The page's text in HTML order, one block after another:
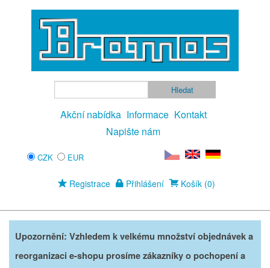
Akční nabídka Informace Kontakt
Napište nám
CZK EUR
Registrace Přihlášení Košík (0)
Upozornění: Vzhledem k velkému množství objednávek a
reorganizaci e-shopu prosíme zákazníky o pochopení a